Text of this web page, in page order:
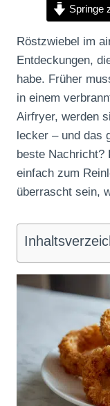
Springe
Röstzwiebel im
Entdeckungen,
habe. Früher
in einem
Airfryer, werden
lecker – und das
beste Nachricht?
einfach zum
überrascht sein,